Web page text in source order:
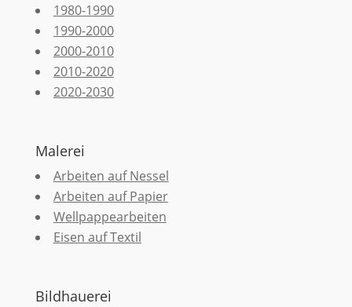
1980-1990
1990-2000
2000-2010
2010-2020
2020-2030
Malerei
Arbeiten auf Nessel
Arbeiten auf Papier
Wellpappearbeiten
Eisen auf Textil
Bildhauerei